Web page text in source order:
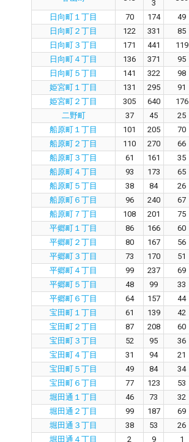
3
日向町１丁目 70 174 49
日向町２丁目
122 331 85
日向町３丁目
171 441 119
日向町４丁目
136 371 95
日向町５丁目
141 322 98
姫宮町１丁目
131 295 91
姫宮町２丁目
305 640 176
二野町
37 45 25
船原町１丁目
101 205 70
船原町２丁目
110 270 66
船原町３丁目
61 161 35
船原町４丁目
93 173 65
船原町５丁目
38 84 26
船原町６丁目
96 240 67
船原町７丁目
108 201 75
平郷町１丁目
86 166 60
平郷町２丁目
80 167 56
平郷町３丁目
73 170 51
平郷町４丁目
99 237 69
平郷町５丁目
48 99 33
平郷町６丁目
64 157 44
宝田町１丁目
61 139 42
宝田町２丁目
87 208 60
宝田町３丁目
52 95 36
宝田町４丁目
31 94 21
宝田町５丁目
49 84 34
宝田町６丁目
77 123 53
堀田通１丁目
46 73 32
堀田通２丁目
99 187 69
堀田通３丁目
38 53 26
堀田通４丁目
2 9 1